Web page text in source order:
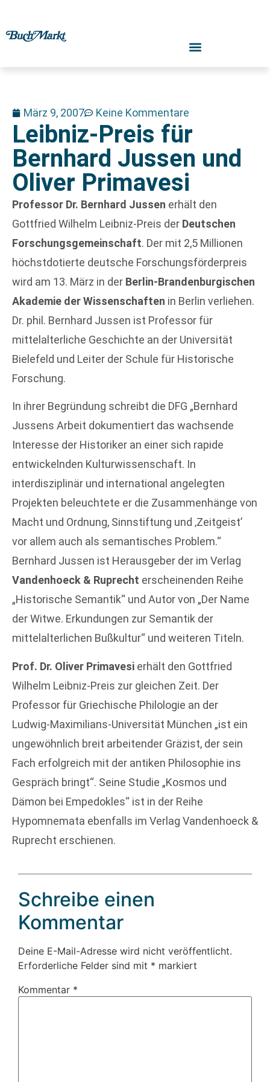
März 9, 2007 Keine Kommentare
Leibniz-Preis für
Bernhard Jussen und
Oliver Primavesi
Professor Dr. Bernhard Jussen erhält den
Gottfried Wilhelm Leibniz-Preis der Deutschen
Forschungsgemeinschaft. Der mit 2,5 Millionen
höchstdotierte deutsche Forschungsförderpreis
wird am 13. März in der Berlin-Brandenburgischen
Akademie der Wissenschaften in Berlin verliehen.
Dr. phil. Bernhard Jussen ist Professor für
mittelalterliche Geschichte an der Universität
Bielefeld und Leiter der Schule für Historische
Forschung.
In ihrer Begründung schreibt die DFG „Bernhard
Jussens Arbeit dokumentiert das wachsende
Interesse der Historiker an einer sich rapide
entwickelnden Kulturwissenschaft. In
interdisziplinär und international angelegten
Projekten beleuchtete er die Zusammenhänge von
Macht und Ordnung, Sinnstiftung und ‚Zeitgeist’
vor allem auch als semantisches Problem.“
Bernhard Jussen ist Herausgeber der im Verlag
Vandenhoeck & Ruprecht erscheinenden Reihe
„Historische Semantik“ und Autor von „Der Name
der Witwe. Erkundungen zur Semantik der
mittelalterlichen Bußkultur“ und weiteren Titeln.
Prof. Dr. Oliver Primavesi erhält den Gottfried
Wilhelm Leibniz-Preis zur gleichen Zeit. Der
Professor für Griechische Philologie an der
Ludwig-Maximilians-Universität München „ist ein
ungewöhnlich breit arbeitender Gräzist, der sein
Fach erfolgreich mit der antiken Philosophie ins
Gespräch bringt“. Seine Studie „Kosmos und
Dämon bei Empedokles“ ist in der Reihe
Hypomnemata ebenfalls im Verlag Vandenhoeck &
Ruprecht erschienen.
Schreibe einen
Kommentar
Deine E-Mail-Adresse wird nicht veröffentlicht.
Erforderliche Felder sind mit * markiert
Kommentar *